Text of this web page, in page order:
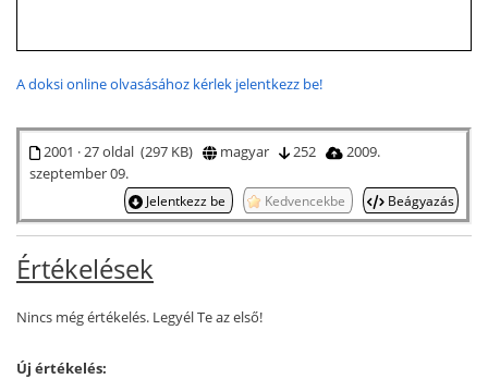
A doksi online olvasásához kérlek jelentkezz be!
2001 · 27 oldal (297 KB) magyar 252
2009.
szeptember 09.
Jelentkezz be Kedvencekbe Beágyazás
Értékelések
Nincs még értékelés. Legyél Te az első!
Új értékelés: